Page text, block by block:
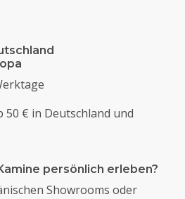
50 € in Deutschland und
persönlich erleben?
Showrooms oder